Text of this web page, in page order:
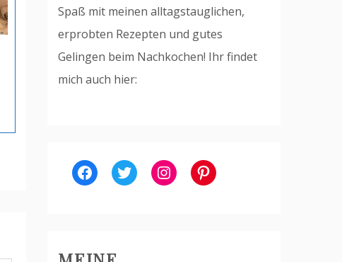
Spaß mit meinen alltagstauglichen,
erprobten Rezepten und gutes
Gelingen beim Nachkochen! Ihr findet
mich auch hier:
FacebookTwitterInstagramPinterest